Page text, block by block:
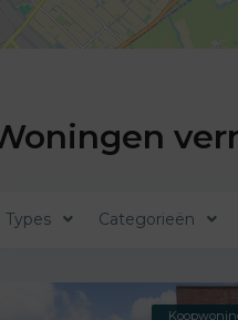
Types Categorieën